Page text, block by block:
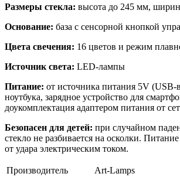
Размеры стекла: высота до 245 мм,
Основание: база с сенсорной кнопкой
Цвета свечения: 16 цветов и режим
Источник света: LED-лампы
Питание: от источника питания 5V (USB-
ноутбука, зарядное устройство для
доукомплектация адаптером питания от
Безопасен для детей: при случайном
стекло не разбивается на осколки.
от удара электрическим током.
Производитель
Art-Lamps